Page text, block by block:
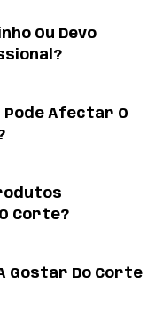
Ou Devo
Pode Afectar O
Corte?
Gostar Do Corte